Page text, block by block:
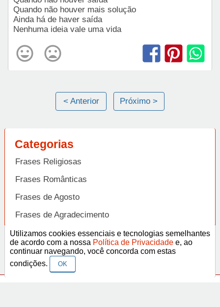
Quando não houver mais solução
Ainda há de haver saída
Nenhuma ideia vale uma vida
< Anterior Próximo >
Categorias
Frases Religiosas
Frases Românticas
Frases de Agosto
Frases de Agradecimento
Frases de Amizade
Frases de Amor
Frases de Aniversário
Abrir
Utilizamos cookies essenciais e tecnologias semelhantes
de acordo com a nossa Política de Privacidade e, ao
continuar navegando, você concorda com estas
condições.
OK